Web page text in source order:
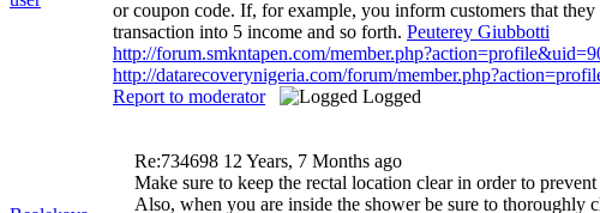
or coupon code. If, for example, you inform customers that
transaction into 5 income and so forth. Peuterey Giubbotti
http://forum.smkntapen.com/
http://datarecoverynigeria.com/forum/
Report to moderator
Logged
Re:734698 12 Years, 7 Months ago
Make sure to keep the rectal location clear in order to
Also, when you are inside the shower be sure to